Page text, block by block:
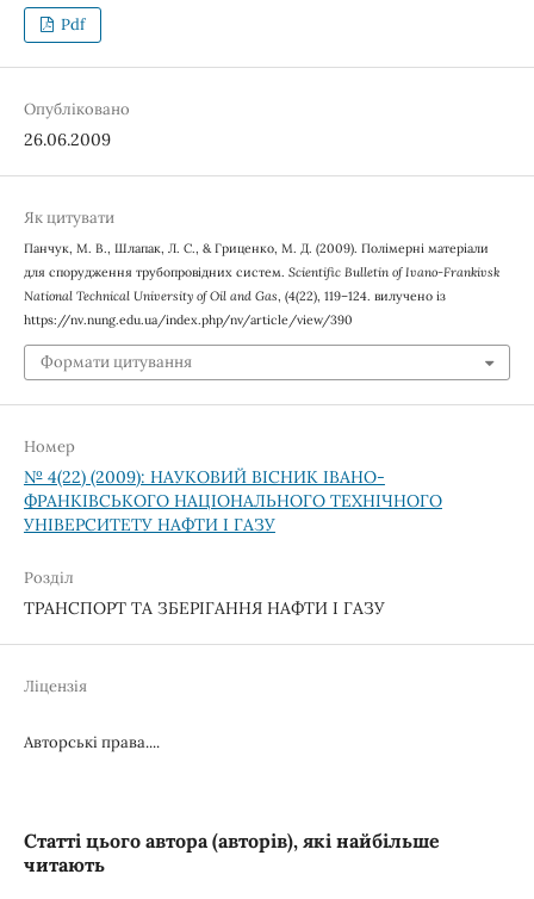
Pdf
Опубліковано
26.06.2009
Як цитувати
Панчук, М. В., Шлапак, Л. С., & Гриценко, М. Д. (2009). Полімерні матеріали
для спорудження трубопровідних систем. Scientific Bulletin of Ivano-Frankivsk
National Technical University of Oil and Gas, (4(22), 119–124. вилучено із
https://nv.nung.edu.ua/index.php/nv/article/view/390
Формати цитування
Номер
№ 4(22) (2009): НАУКОВИЙ ВІСНИК ІВАНО-
ФРАНКІВСЬКОГО НАЦІОНАЛЬНОГО ТЕХНІЧНОГО
УНІВЕРСИТЕТУ НАФТИ І ГАЗУ
Розділ
ТРАНСПОРТ ТА ЗБЕРІГАННЯ НАФТИ І ГАЗУ
Ліцензія
Авторські права....
Статті цього автора (авторів), які найбільше
читають